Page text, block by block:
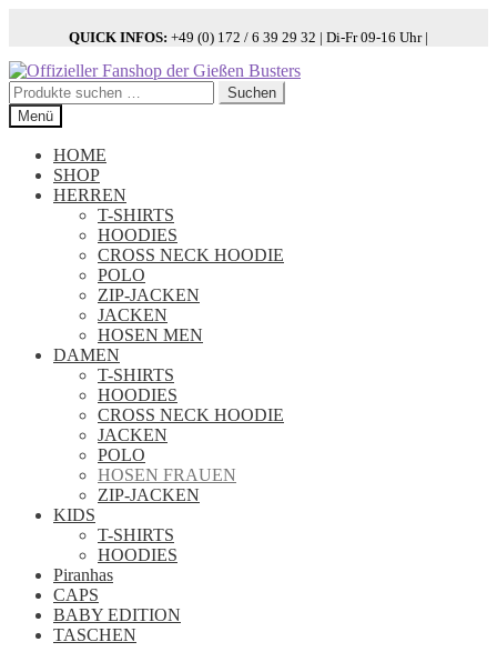
QUICK INFOS: +49 (0) 172 / 6 39 29 32 | Di-Fr 09-16 Uhr |
Zur
Navigation
springen
Zum
Inhalt
springen
Suchen
nach:
Suchen
Menü
HOME
SHOP
HERREN
T-SHIRTS
HOODIES
CROSS NECK HOODIE
POLO
ZIP-JACKEN
JACKEN
HOSEN MEN
DAMEN
T-SHIRTS
HOODIES
CROSS NECK HOODIE
JACKEN
POLO
HOSEN FRAUEN
ZIP-JACKEN
KIDS
T-SHIRTS
HOODIES
Piranhas
CAPS
BABY EDITION
TASCHEN